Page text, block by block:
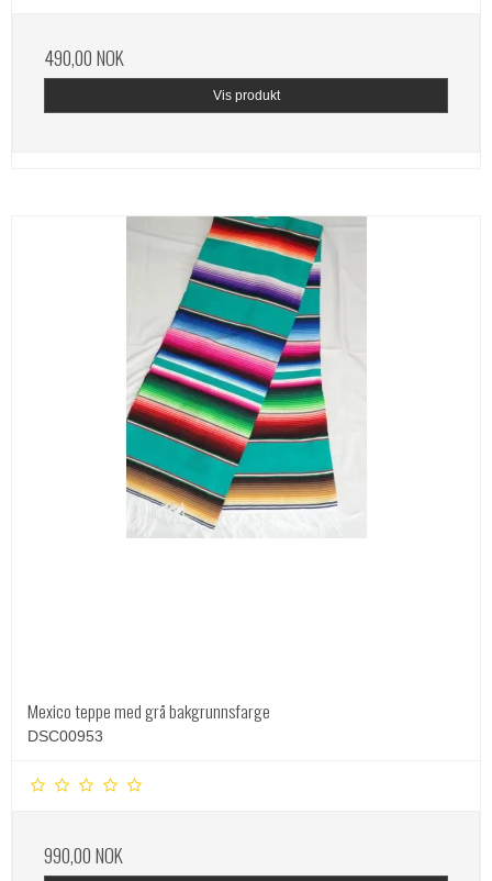
490,00 NOK
Vis produkt
Mexico teppe med grå bakgrunnsfarge
DSC00953
990,00 NOK